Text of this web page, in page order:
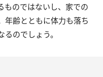
ものではないし、家での
年齢とともに体力も落ち
のでしょう。